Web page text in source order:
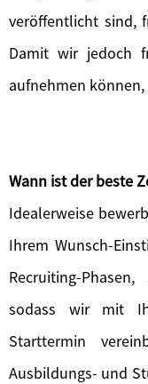
veröffentlicht sind,
Damit wir jedoch
aufnehmen
Wann ist der beste
Idealerweise
Ihrem Wunsch-
Recruiting-
sodass wir mit
Starttermin
Ausbildungs- und